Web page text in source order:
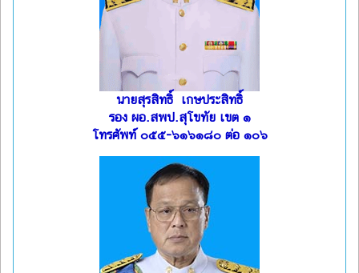
นายสุรสิทธิ์ เกษประสิทธิ์
รอง ผอ.สพป.สุโขทัย เขต ๑
โทรศัพท์ ๐๕๕-๖๑๖๑๘๐ ต่อ ๑๐๖